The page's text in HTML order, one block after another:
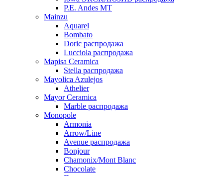
P.E. Andes MT
Mainzu
Aquarel
Bombato
Doric распродажа
Lucciola распродажа
Mapisa Ceramica
Stella распродажа
Mayolica Azulejos
Athelier
Mayor Ceramica
Marble распродажа
Monopole
Armonia
Arrow/Line
Avenue распродажа
Bonjour
Chamonix/Mont Blanc
Chocolate